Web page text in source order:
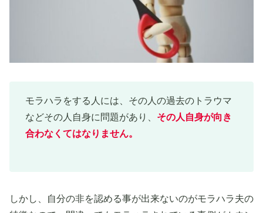
モラハラをする人には、その人の過去のトラウマ
などその人自身に問題があり、 その人自身が向き
合わなくてはなりません。
しかし、自分の非を認める事が出来ないのがモラハラ夫の